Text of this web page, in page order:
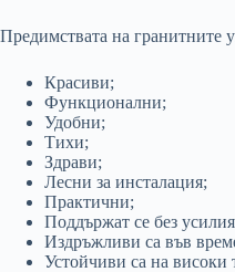
Предимствата на гранитните
Красиви;
Функционални;
Удобни;
Тихи;
Здрави;
Лесни за инсталация;
Практични;
Поддържат се без
Издръжливи са във
Устойчиви са на високи